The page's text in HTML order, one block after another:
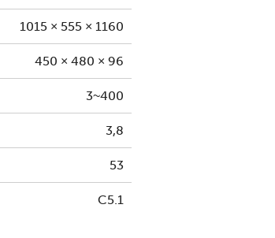
1015 × 555 × 1160
450 × 480 × 96
3~400
3,8
53
C5.1